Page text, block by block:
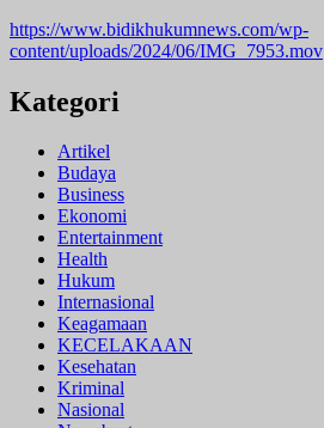
https://www.bidikhukumnews.com/wp-
content/uploads/2024/06/IMG_7953.mov
Kategori
Artikel
Budaya
Business
Ekonomi
Entertainment
Health
Hukum
Internasional
Keagamaan
KECELAKAAN
Kesehatan
Kriminal
Nasional